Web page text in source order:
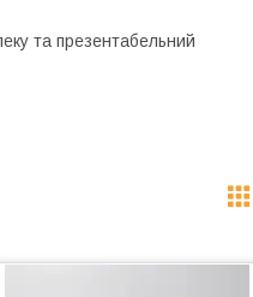
та презентабельний